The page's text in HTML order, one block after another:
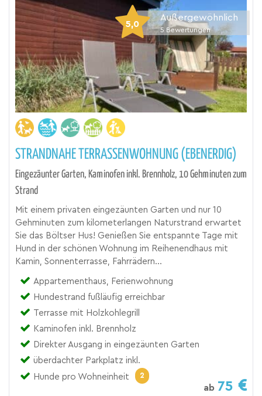
5,0
Außergewöhnlich
5 Bewertungen
STRANDNAHE TERRASSENWOHNUNG (EBENERDIG)
Eingezäunter Garten, Kaminofen inkl. Brennholz, 10 Gehminuten zum
Strand
Mit einem privaten eingezäunten Garten und nur 10
Gehminuten zum kilometerlangen Naturstrand erwartet
Sie das Böltser Hus! Genießen Sie entspannte Tage mit
Hund in der schönen Wohnung im Reihenendhaus mit
Kamin, Sonnenterrasse, Fahrrädern...
Appartementhaus, Ferienwohnung
Hundestrand fußläufig erreichbar
Terrasse mit Holzkohlegrill
Kaminofen inkl. Brennholz
Direkter Ausgang in eingezäunten Garten
überdachter Parkplatz inkl.
Hunde pro Wohneinheit
2
ab 75